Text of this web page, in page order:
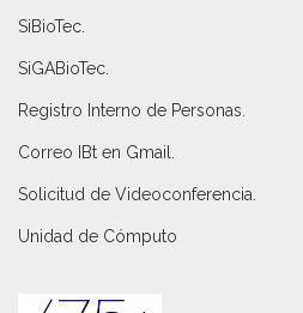
SiBioTec
SiGABioTec.
Registro Interno de Personas
Correo IBt en Gmail
Solicitud de Videoconferencia.
Unidad de Cómputo